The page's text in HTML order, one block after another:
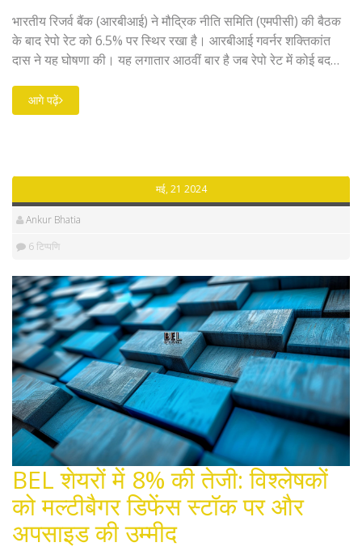
भारतीय रिजर्व बैंक (आरबीआई) ने मौद्रिक नीति समिति (एमपीसी) की बैठक
के बाद रेपो रेट को 6.5% पर स्थिर रखा है। आरबीआई गवर्नर शक्तिकांत
दास ने यह घोषणा की। यह लगातार आठवीं बार है जब रेपो रेट में कोई बदलाव
आगे पढ़ें
मई, 21 2024
Ankur Bhatia
6 टिप्पणि
BEL शेयरों में 8% की तेजी: विश्लेषकों
को मल्टीबैगर डिफेंस स्टॉक पर और
अपसाइड की उम्मीद